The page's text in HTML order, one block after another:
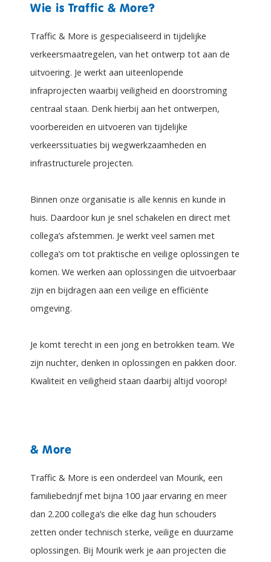
Wie is Traffic & More?
Traffic & More is gespecialiseerd in tijdelijke
verkeersmaatregelen, van het ontwerp tot aan de
uitvoering. Je werkt aan uiteenlopende
infraprojecten waarbij veiligheid en doorstroming
centraal staan. Denk hierbij aan het ontwerpen,
voorbereiden en uitvoeren van tijdelijke
verkeerssituaties bij wegwerkzaamheden en
infrastructurele projecten.
Binnen onze organisatie is alle kennis en kunde in
huis. Daardoor kun je snel schakelen en direct met
collega’s afstemmen. Je werkt veel samen met
collega’s om tot praktische en veilige oplossingen te
komen. We werken aan oplossingen die uitvoerbaar
zijn en bijdragen aan een veilige en efficiënte
omgeving.
Je komt terecht in een jong en betrokken team. We
zijn nuchter, denken in oplossingen en pakken door.
Kwaliteit en veiligheid staan daarbij altijd voorop!
& More
Traffic & More is een onderdeel van Mourik, een
familiebedrijf met bijna 100 jaar ervaring en meer
dan 2.200 collega’s die elke dag hun schouders
zetten onder technisch sterke, veilige en duurzame
oplossingen. Bij Mourik werk je aan projecten die